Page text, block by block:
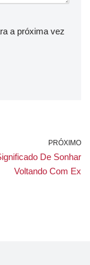
a próxima vez
PRÓXIMO
De Sonhar
Voltando Com Ex